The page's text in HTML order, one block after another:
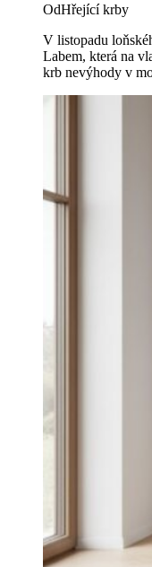
OdHřející krby
V listopadu
Labem, která na
krb nevýhody v